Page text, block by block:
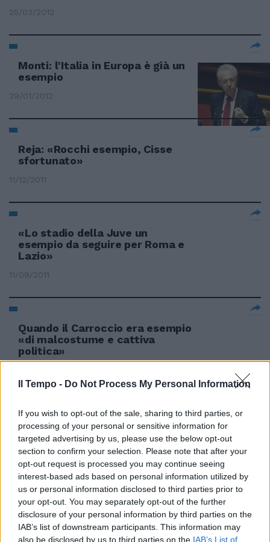
Il Tempo - Do Not Process My Personal Information
If you wish to opt-out of the sale, sharing to third parties, or
processing of your personal or sensitive information for
targeted advertising by us, please use the below opt-out
section to confirm your selection. Please note that after your
opt-out request is processed you may continue seeing
interest-based ads based on personal information utilized by
us or personal information disclosed to third parties prior to
your opt-out. You may separately opt-out of the further
disclosure of your personal information by third parties on the
IAB’s list of downstream participants. This information may
also be disclosed by us to third parties on the IAB’s List of
25/03/2012
Monti: l'Italia in Europa è già un
esempio
29/01/2012
Reja: «Rocchi esempio, Cisse
sfortunato»
11/12/2011
«Lo stadio della Juve un
esempio da seguire per Roma e
Lazio»
11/09/2011
Quando il Carroccio era esempio
«di malcostume e cattiva
politica»
Le parole di Lady Gaga «Amy
Winehouse è stata un esempio»
31/07/2011
Tagliaprovince, nel mirino tutti i
"poltronifici"
17/07/2011